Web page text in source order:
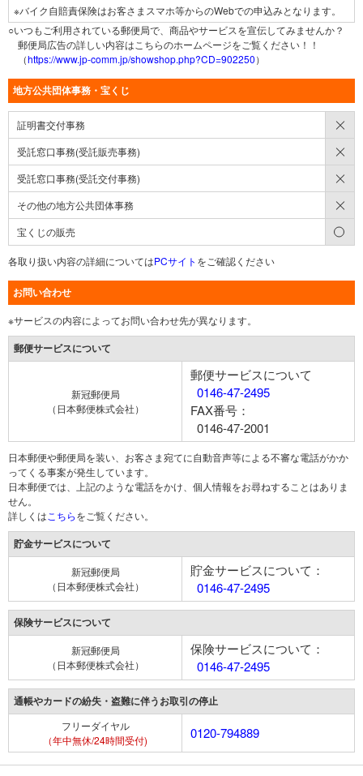
※バイク自賠責保険はお客さまスマホ等からのWebでの申込みとなります。
○いつもご利用されている郵便局で、商品やサービスを宣伝してみませんか？
郵便局広告の詳しい内容はこちらのホームページをご覧ください！！
（https://www.jp-comm.jp/showshop.php?CD=902250）
地方公共団体事務・宝くじ
証明書交付事務
受託窓口事務(受託販売事務)
受託窓口事務(受託交付事務)
その他の地方公共団体事務
宝くじの販売
各取り扱い内容の詳細についてはPCサイト をご確認ください
お問い合わせ
※サービスの内容によってお問い合わせ先が異なります。
郵便サービスについて
新冠郵便局
（日本郵便株式会社）
郵便サービスについて
0146-47-2495
FAX番号：
0146-47-2001
日本郵便や郵便局を装い、お客さま宛てに自動音声等による不審な電話がかか
ってくる事案が発生しています。
日本郵便では、上記のような電話をかけ、個人情報をお尋ねすることはありま
せん。
詳しくは こちらをご覧ください。
貯金サービスについて
新冠郵便局
（日本郵便株式会社）
貯金サービスについて：
0146-47-2495
保険サービスについて
新冠郵便局
（日本郵便株式会社）
保険サービスについて：
0146-47-2495
通帳やカードの紛失・盗難に伴うお取引の停止
フリーダイヤル
（年中無休/24時間受付)
0120-794889